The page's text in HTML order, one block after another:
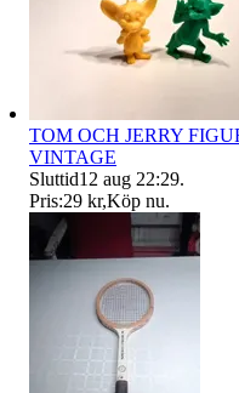
TOM OCH JERRY
VINTAGE
Sluttid12 aug 22:29.
Pris:29 kr,Köp nu.